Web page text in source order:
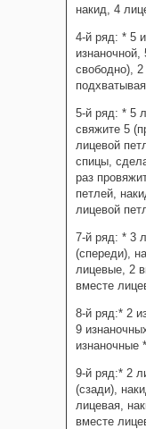
накид, 4
4-й ряд: * 5
изнаночной,
свободно), 2
5-й ряд: * 5
свяжите 5
лицевой
спицы,
раз
петлей,
лицевой
7-й ряд: * 3
(спереди),
лицевые, 2
вместе
8-й ряд:* 2
9
изнаночные
9-й ряд:* 2
(сзади),
лицевая,
вместе